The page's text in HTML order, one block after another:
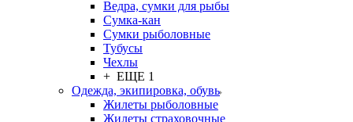
Ведра, сумки для рыбы
Сумка-кан
Сумки рыболовные
Тубусы
Чехлы
+ ЕЩЕ 1
Одежда, экипировка, обувь
Жилеты рыболовные
Жилеты страховочные